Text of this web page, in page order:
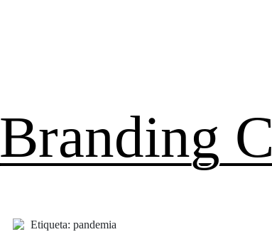
Branding
Etiqueta: pandemia